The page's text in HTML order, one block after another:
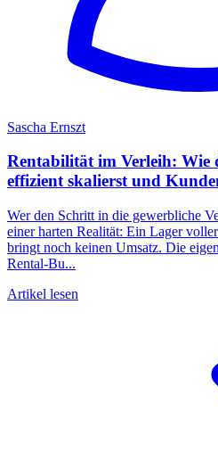
Sascha Ernszt
Rentabilität im Verleih: Wie
effizient skalierst und
Wer den Schritt in die gewerbliche
einer harten Realität: Ein Lager
bringt noch keinen Umsatz. Die
Rental-Bu...
Artikel lesen